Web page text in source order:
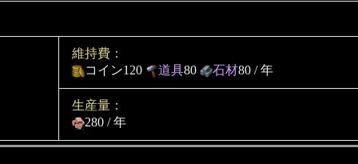
維持費：
コイン120
道具80 石材80 / 年
生産量：
280 / 年